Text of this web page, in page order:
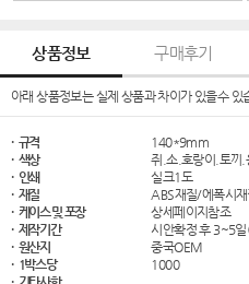
상품정보 구매후기
아래 상품정보는 실제 상품과 차이가 있을수 있
· 규격
140*9mm
· 색상
쥐.소.호랑이.토끼
· 인쇄
실크1도
· 재질
ABS재질/에폭시재
· 케이스 및 포장
상세페이지참조
· 제작기간
시안확정 후 3~5
· 원산지
중국OEM
· 1박스당
1000